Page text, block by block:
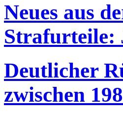
Neues aus
Strafurteile:
Deutlicher
zwischen